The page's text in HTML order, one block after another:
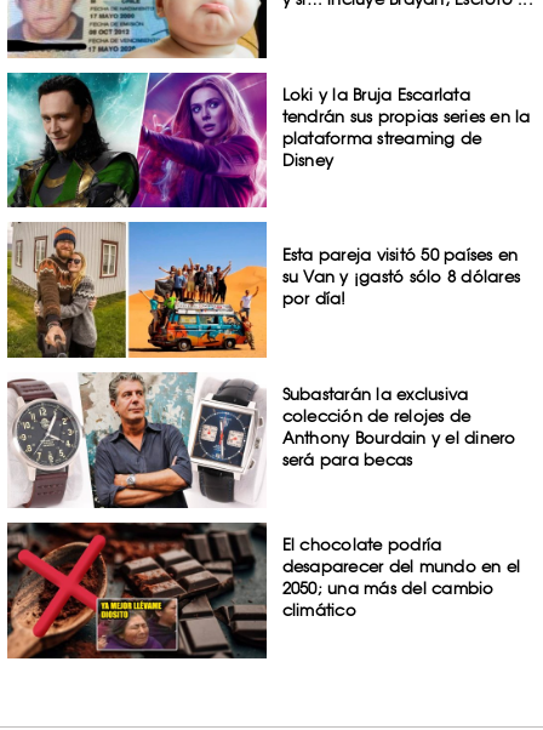
Loki y la Bruja Escarlata
tendrán sus propias series en la
plataforma streaming de
Disney
Esta pareja visitó 50 países en
su Van y ¡gastó sólo 8 dólares
por día!
Subastarán la exclusiva
colección de relojes de
Anthony Bourdain y el dinero
será para becas
El chocolate podría
desaparecer del mundo en el
2050; una más del cambio
climático